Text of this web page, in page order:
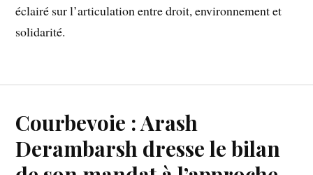
éclairé sur l’articulation entre droit, environnement et
solidarité.
Courbevoie : Arash
Derambarsh dresse le bilan